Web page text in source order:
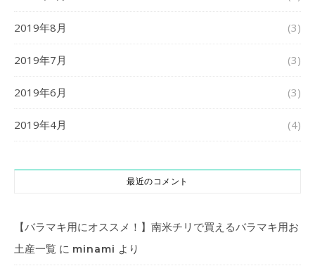
2019年8月 (3)
2019年7月 (3)
2019年6月 (3)
2019年4月 (4)
最近のコメント
【バラマキ用にオススメ！】南米チリで買えるバラマキ用お
土産一覧 に minami より